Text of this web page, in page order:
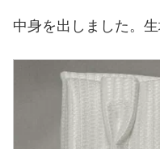
中身を出しました。生